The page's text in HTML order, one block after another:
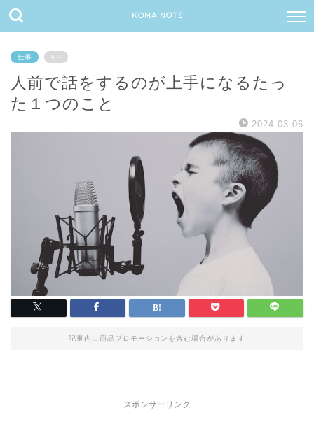
KOMA NOTE
仕事 PR
人前で話をするのが上手になるたっ
た１つのこと
2024-03-06
記事内に商品プロモーションを含む場合があります
スポンサーリンク